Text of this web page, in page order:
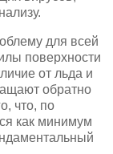
для всей
поверхности
от льда и
обратно
что, по
как минимум